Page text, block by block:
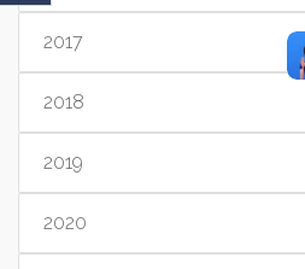
2017
2018
2019
2020